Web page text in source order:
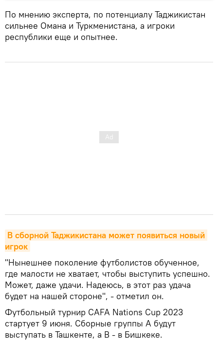
По мнению эксперта, по потенциалу Таджикистан
сильнее Омана и Туркменистана, а игроки
республики еще и опытнее.
В сборной Таджикистана может появиться новый
игрок
"Нынешнее поколение футболистов обученное,
где малости не хватает, чтобы выступить успешно.
Может, даже удачи. Надеюсь, в этот раз удача
будет на нашей стороне", - отметил он.
Футбольный турнир CAFA Nations Cup 2023
стартует 9 июня. Сборные группы А будут
выступать в Ташкенте, а В - в Бишкеке.